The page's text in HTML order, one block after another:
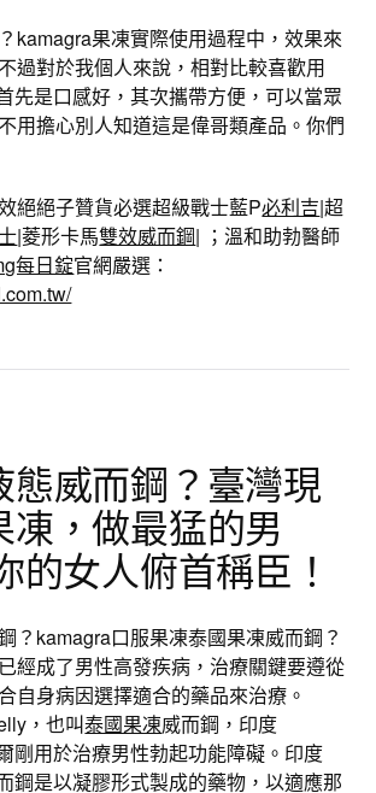
？kamagra果凍實際使用過程中，效果來
過對於我個人來說，相對比較喜歡用
先是口感好，其次攜帶方便，可以當眾
用擔心別人知道這是偉哥類產品。你們
絕絕子贊貨必選超級戰士藍P必利吉|超
|菱形卡馬雙效威而鋼| ；溫和助勃醫師
每日錠官網嚴選：
態威而鋼？臺灣現
凍，做最猛的男
的女人俯首稱臣！
？kamagra口服果凍泰國果凍威而鋼？
經成了男性高發疾病，治療關鍵要遵從
自身病因選擇適合的藥品來治療。
，也叫泰國果凍威而鋼，印度
剛用於治療男性勃起功能障礙。印度
鋼是以凝膠形式製成的藥物，以適應那